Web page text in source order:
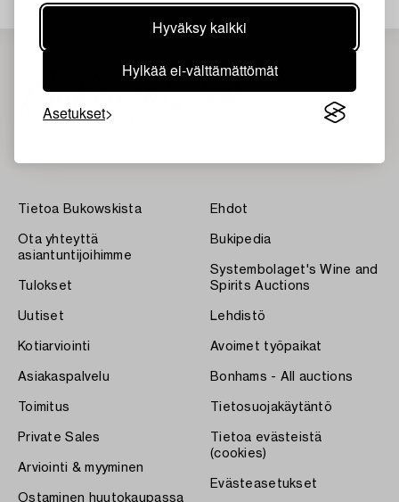
Hyväksy kaikki
Hylkää ei-välttämättömät
Asetukset
Tietoa Bukowskista
Ota yhteyttä
asiantuntijoihimme
Tulokset
Uutiset
Kotiarviointi
Asiakaspalvelu
Toimitus
Private Sales
Arviointi & myyminen
Ostaminen huutokaupassa
Ehdot
Bukipedia
Systembolaget's Wine and
Spirits Auctions
Lehdistö
Avoimet työpaikat
Bonhams - All auctions
Tietosuojakäytäntö
Tietoa evästeistä
(cookies)
Evästeasetukset